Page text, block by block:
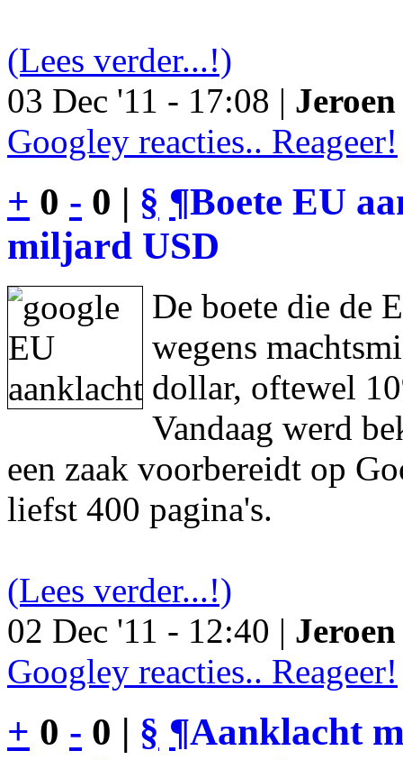
(Lees verder...!)
03 Dec '11 - 17:08 |
Googley reacties.. Reageer!
+ 0 - 0 | § ¶Boete EU
miljard USD
De boete die de
wegens
dollar, oftewel
Vandaag werd
een zaak voorbereidt op
liefst 400 pagina's.
(Lees verder...!)
02 Dec '11 - 12:40 |
Googley reacties.. Reageer!
+ 0 - 0 | § ¶Aanklacht